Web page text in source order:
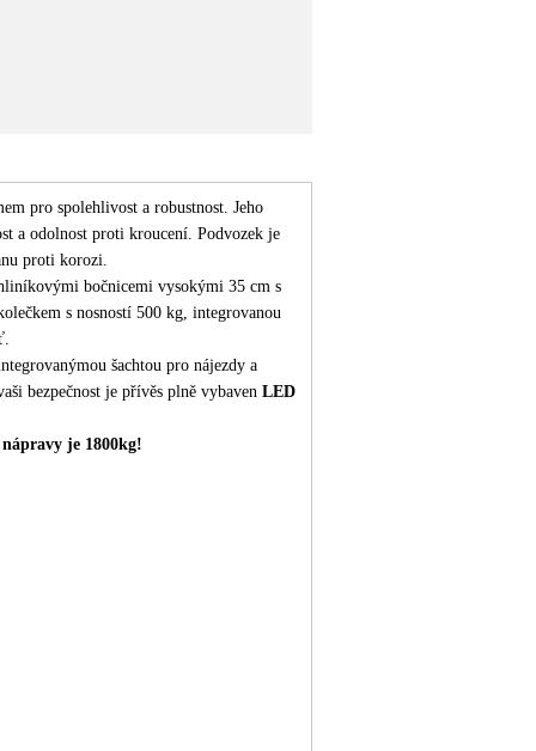
pro spolehlivost a robustnost. Jeho
a odolnost proti kroucení. Podvozek je
proti korozi.
bočnicemi vysokými 35 cm s
s nosností 500 kg, integrovanou
šachtou pro nájezdy a
bezpečnost je přívěs plně vybaven LED
je 1800kg!